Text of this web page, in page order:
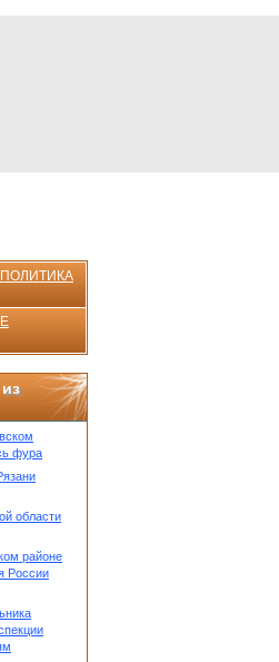
ПОЛИТИКА
фура
области
районе
России